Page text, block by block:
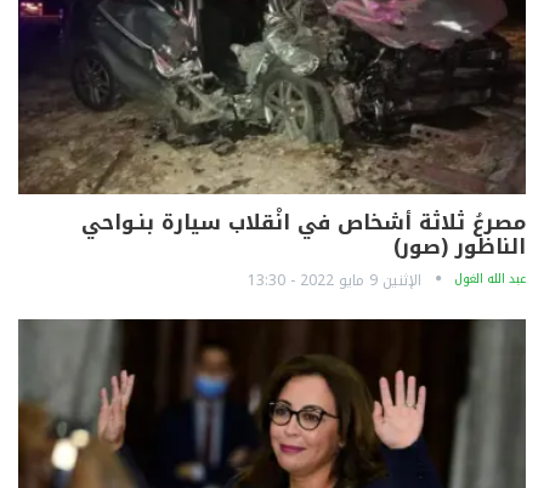
مصرعُ ثلاثة أشخاص في انْقلاب سيارة بنـواحي
الناظور (صور)
عبد الله الغول الإثنين 9 مايو 2022 - 13:30